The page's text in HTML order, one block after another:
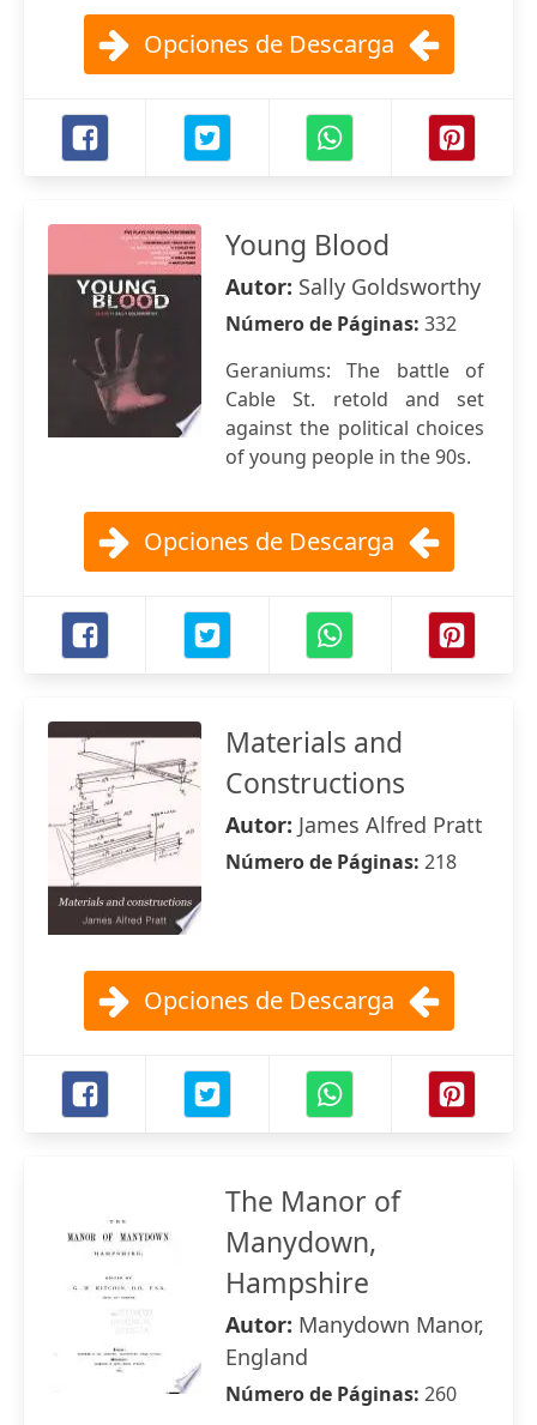
Opciones de Descarga
Young Blood
Autor: Sally Goldsworthy
Número de Páginas: 332
Geraniums: The battle of
Cable St. retold and set
against the political choices
of young people in the 90s.
Opciones de Descarga
Materials and
Constructions
Autor: James Alfred Pratt
Número de Páginas: 218
Opciones de Descarga
The Manor of
Manydown,
Hampshire
Autor: Manydown Manor,
England
Número de Páginas: 260